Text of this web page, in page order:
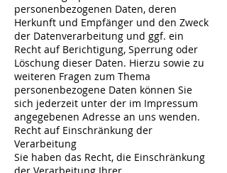
personenbezogenen Daten, deren
Herkunft und Empfänger und den Zweck
der Datenverarbeitung und ggf. ein
Recht auf Berichtigung, Sperrung oder
Löschung dieser Daten. Hierzu sowie zu
weiteren Fragen zum Thema
personenbezogene Daten können Sie
sich jederzeit unter der im Impressum
angegebenen Adresse an uns wenden.
Recht auf Einschränkung der
Verarbeitung
Sie haben das Recht, die Einschränkung